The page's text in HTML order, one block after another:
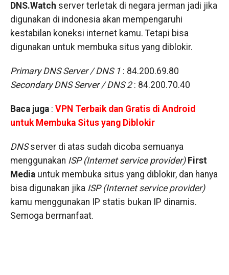
DNS.Watch server terletak di negara jerman jadi jika
digunakan di indonesia akan mempengaruhi
kestabilan koneksi internet kamu. Tetapi bisa
digunakan untuk membuka situs yang diblokir.
Primary DNS Server / DNS 1: 84.200.69.80
Secondary DNS Server / DNS 2: 84.200.70.40
Baca juga: VPN Terbaik dan Gratis di Android
untuk Membuka Situs yang Diblokir
DNSserver di atas sudah dicoba semuanya
menggunakan ISP (Internet service provider) First
Mediauntuk membuka situs yang diblokir, dan hanya
bisa digunakan jika ISP (Internet service provider)
kamu menggunakan IP statis bukan IP dinamis.
Semoga bermanfaat.